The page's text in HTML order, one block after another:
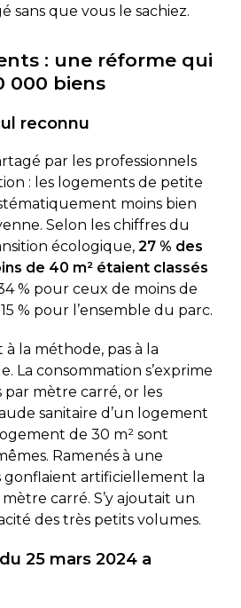
sans que vous le sachiez.
: une réforme qui
000 biens
reconnu
par les professionnels
: les logements de petite
moins bien
Selon les chiffres du
écologique, 27 % des
de 40 m² étaient classés
% pour ceux de moins de
% pour l’ensemble du parc.
à la méthode, pas à la
La consommation s’exprime
mètre carré, or les
sanitaire d’un logement
de 30 m² sont
Ramenés à une
gonflaient artificiellement la
carré. S’y ajoutait un
des très petits volumes.
25 mars 2024 a